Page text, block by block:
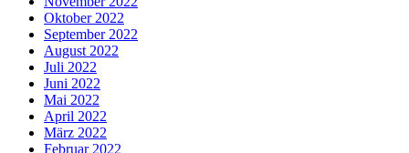
Oktober 2022
September 2022
August 2022
Juli 2022
Juni 2022
Mai 2022
April 2022
März 2022
Februar 2022